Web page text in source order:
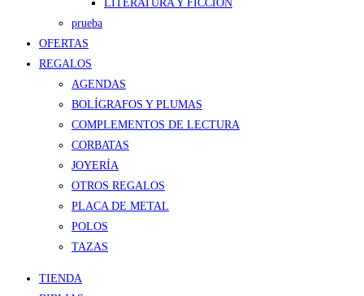
LITERATURA Y FICCIÓN
prueba
OFERTAS
REGALOS
AGENDAS
BOLÍGRAFOS Y PLUMAS
COMPLEMENTOS DE LECTURA
CORBATAS
JOYERÍA
OTROS REGALOS
PLACA DE METAL
POLOS
TAZAS
TIENDA